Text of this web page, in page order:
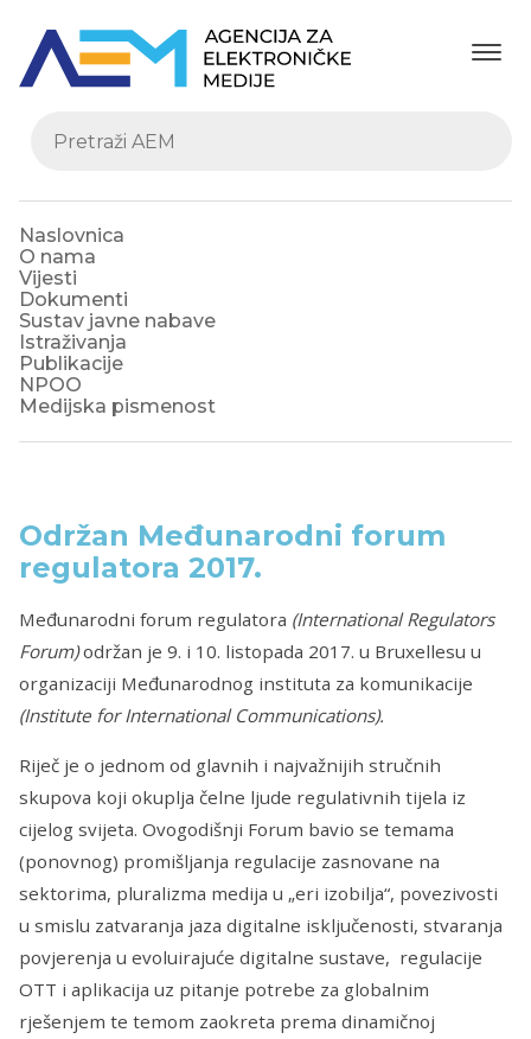
Naslovnica
O nama
Vijesti
Dokumenti
Sustav javne nabave
Istraživanja
Publikacije
NPOO
Medijska pismenost
Održan Međunarodni forum
regulatora 2017.
Međunarodni forum regulatora (International Regulators
Forum)održan je 9. i 10. listopada 2017. u Bruxellesu u
organizaciji Međunarodnog instituta za komunikacije
(Institute for International Communications).
Riječ je o jednom od glavnih i najvažnijih stručnih
skupova koji okuplja čelne ljude regulativnih tijela iz
cijelog svijeta. Ovogodišnji Forum bavio se temama
(ponovnog) promišljanja regulacije zasnovane na
sektorima, pluralizma medija u „eri izobilja“, povezivosti
u smislu zatvaranja jaza digitalne isključenosti, stvaranja
povjerenja u evoluirajuće digitalne sustave, regulacije
OTT i aplikacija uz pitanje potrebe za globalnim
rješenjem te temom zaokreta prema dinamičnoj